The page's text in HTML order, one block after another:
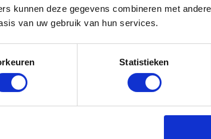
kunnen deze gegevens combineren met
van uw gebruik van hun services.
Statistieken
Kom langs